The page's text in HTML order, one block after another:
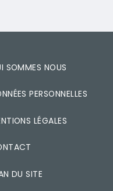
SOMMES NOUS
PERSONNELLES
LÉGALES
DU SITE